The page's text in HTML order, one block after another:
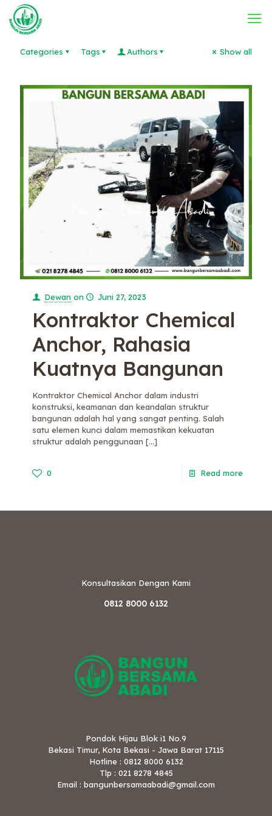
Categories Tags Authors Show all
Dewan on Juni 27, 2023
Kontraktor Chemical
Anchor, Rahasia
Kuatnya Bangunan
Kontraktor Chemical Anchor dalam industri
konstruksi, keamanan dan keandalan struktur
bangunan adalah hal yang sangat penting. Salah
satu elemen kunci dalam memastikan kekuatan
struktur adalah penggunaan […]
0 Read more
Konsultasikan Dengan Kami
0812 8000 6132
Pondok Hijau Blok i1 No.9
Bekasi Timur, Kota Bekasi - Jawa Barat 17115
Hotline : 0812 8000 6132
Tlp : 021 8278 4845
Email : bangunbersamaabadi@gmail.com